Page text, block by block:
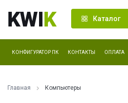
KWIK Каталог
КОНФИГУРАТОР ПК КОНТАКТЫ ОПЛАТА
Главная Компьютеры